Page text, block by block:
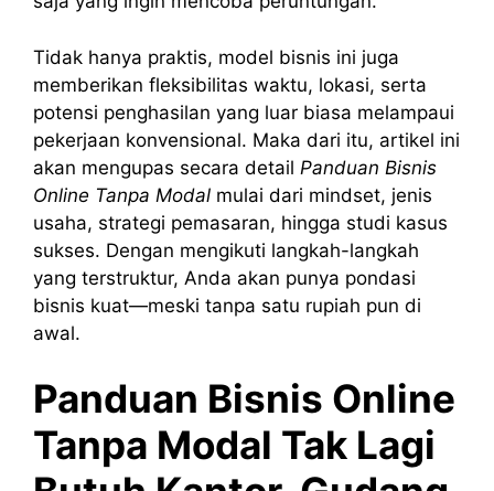
Tidak hanya praktis, model bisnis ini juga
memberikan fleksibilitas waktu, lokasi, serta
potensi penghasilan yang luar biasa melampaui
pekerjaan konvensional. Maka dari itu, artikel ini
akan mengupas secara detail Panduan Bisnis
Online Tanpa Modal mulai dari mindset, jenis
usaha, strategi pemasaran, hingga studi kasus
sukses. Dengan mengikuti langkah-langkah
yang terstruktur, Anda akan punya pondasi
bisnis kuat—meski tanpa satu rupiah pun di
awal.
Panduan Bisnis Online
Tanpa Modal Tak Lagi